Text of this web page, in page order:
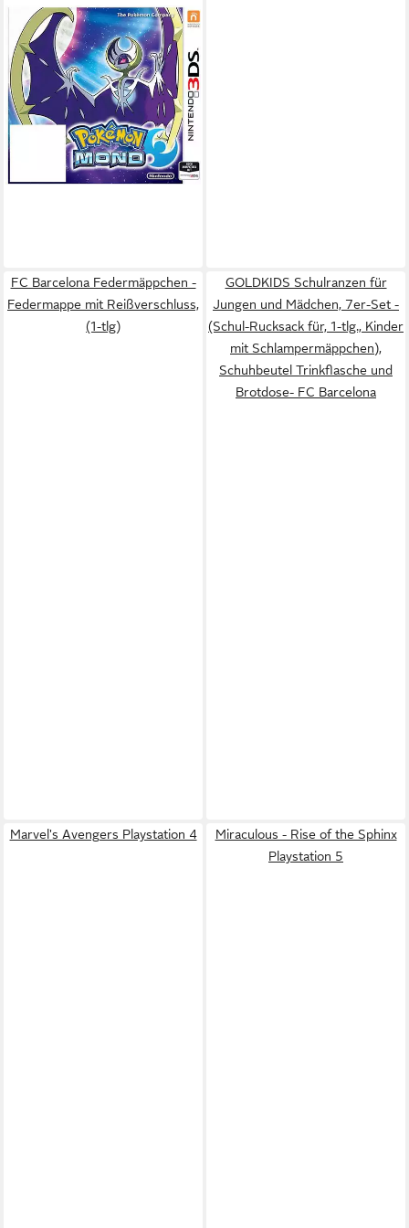
NINTENDO 3DSPokémon
Mond
62,61 € UVP69,99 €
-11%
FC Barcelona Federmäppchen -
Federmappe mit Reißverschluss,
(1-tlg)
GOLDKIDS Schulranzen für
Jungen und Mädchen, 7er-Set -
(Schul-Rucksack für, 1-tlg., Kinder
mit Schlampermäppchen),
Schuhbeutel Trinkflasche und
Brotdose- FC Barcelona
Marvel's Avengers Playstation 4
Miraculous - Rise of the Sphinx
Playstation 5